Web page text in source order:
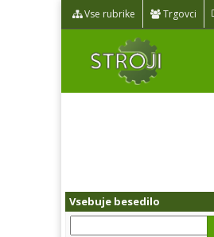
Vse rubrike Trgovci
Vsebuje besedilo